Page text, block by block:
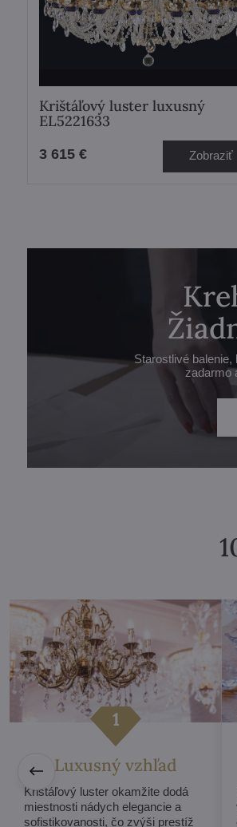
Krištáľový luster luxusný
EL5221633
3 615 € Zobraziť
Starostlivé balenie,
zadarmo
Luxusný vzhľad
Krištáľový luster okamžite dodá
miestnosti nádych elegancie a
sofistikovanosti, čo zvýši prestíž